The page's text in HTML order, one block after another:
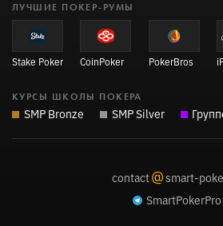
ЛУЧШИЕ ПОКЕР-РУМЫ
Stake Poker CoinPoker PokerBros
КУРСЫ ШКОЛЫ ПОКЕРА
SMP Bronze SMP Silver
contact@smart-
SmartPokerPro